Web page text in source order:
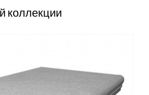
коллекции